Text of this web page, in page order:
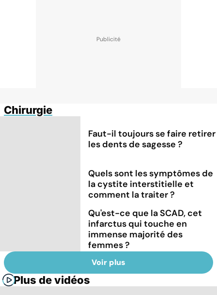
Chirurgie
Faut-il toujours se faire retirer
les dents de sagesse ?
Quels sont les symptômes de
la cystite interstitielle et
comment la traiter ?
Qu'est-ce que la SCAD, cet
infarctus qui touche en
immense majorité des
femmes ?
Voir plus
Plus de vidéos